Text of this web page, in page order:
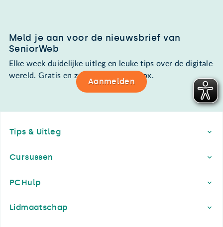
Meld je aan voor de nieuwsbrief van
SeniorWeb
Elke week duidelijke uitleg en leuke tips over de digitale
wereld. Gratis en zomaar in de mailbox.
Aanmelden
Tips & Uitleg
Cursussen
PCHulp
Lidmaatschap